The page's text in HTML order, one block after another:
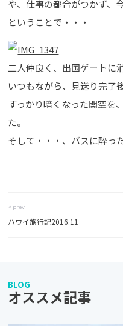
や、仕事の都合がつかず、
ということで・・・
二人仲良く、出国ゲートに
いつもながら、見送り完了
すっかり暗くなった関空を
た。
そして・・・、バスに酔っ
< prev
ハワイ旅行記2016.11
BLOG
オススメ記事